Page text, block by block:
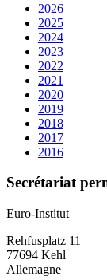
2026
2025
2024
2023
2022
2021
2020
2019
2018
2017
2016
Secrétariat
Euro-Institut
Rehfusplatz 11
77694 Kehl
Allemagne